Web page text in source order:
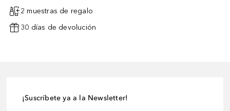
2 muestras de regalo
30 días de devolución
¡Suscríbete ya a la Newsletter!